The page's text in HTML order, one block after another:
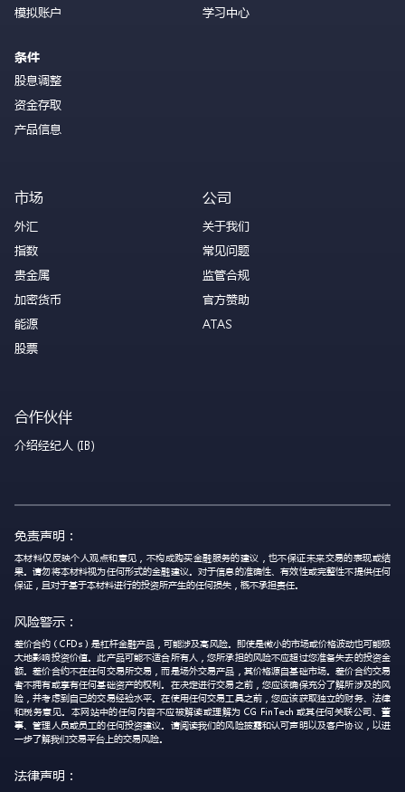
模拟账户
条件
股息调整
资金存取
产品信息
学习中心
市场
外汇
指数
贵金属
加密货币
能源
股票
公司
关于我们
常见问题
监管合规
官方赞助
ATAS
合作伙伴
介绍经纪人 (IB)
免责声明：
本材料仅反映个人观点和意见，不构成购买金融服务的建议，也不保证未来交易的表现或结
果。请勿将本材料视为任何形式的金融建议。对于信息的准确性、有效性或完整性不提供任何
保证，且对于基于本材料进行的投资所产生的任何损失，概不承担责任。
风险警示：
差价合约（CFDs）是杠杆金融产品，可能涉及高风险。即使是微小的市场或价格波动也可能极
大地影响投资价值。此产品可能不适合所有人，您所承担的风险不应超过您准备失去的投资金
额。差价合约不在任何交易所交易，而是场外交易产品，其价格源自基础市场。差价合约交易
者不拥有或享有任何基础资产的权利。在决定进行交易之前，您应该确保充分了解所涉及的风
险，并考虑到自己的交易经验水平。在使用任何交易工具之前，您应该获取独立的财务、法律
和税务意见。本网站中的任何内容不应被解读或理解为 CG FinTech 或其任何关联公司、董
事、管理人员或员工的任何投资建议。请阅读我们的风险披露和认可声明以及客户协议，以进
一步了解我们交易平台上的交易风险。
法律声明：